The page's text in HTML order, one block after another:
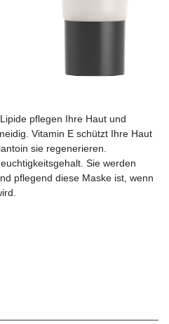
pflegen Ihre Haut und
Vitamin E schützt Ihre Haut
sie regenerieren.
Sie werden
pflegend diese Maske ist, wenn